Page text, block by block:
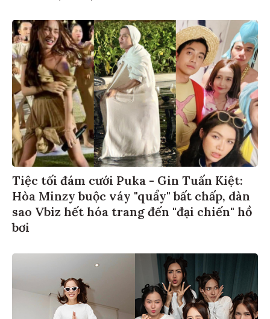
Tiệc tối đám cưới Puka - Gin Tuấn Kiệt:
Hòa Minzy buộc váy "quẩy" bất chấp, dàn
sao Vbiz hết hóa trang đến "đại chiến" hồ
bơi